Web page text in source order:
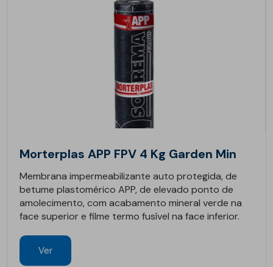
Morterplas APP FPV 4 Kg Garden Min
Membrana impermeabilizante auto protegida, de
betume plastomérico APP, de elevado ponto de
amolecimento, com acabamento mineral verde na
face superior e filme termo fusível na face inferior.
Ver